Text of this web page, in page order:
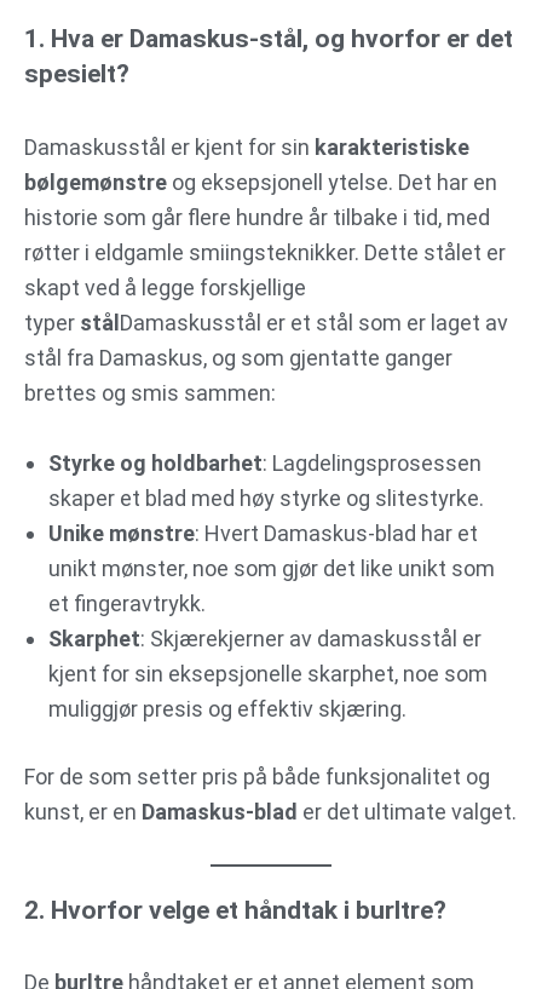
1. Hva er Damaskus-stål, og hvorfor er det
spesielt?
Damaskusstål er kjent for sin karakteristiske
bølgemønstre og eksepsjonell ytelse. Det har en
historie som går flere hundre år tilbake i tid, med
røtter i eldgamle smiingsteknikker. Dette stålet er
skapt ved å legge forskjellige
typer stål Damaskusstål er et stål som er laget av
stål fra Damaskus, og som gjentatte ganger
brettes og smis sammen:
Styrke og holdbarhet: Lagdelingsprosessen
skaper et blad med høy styrke og slitestyrke.
Unike mønstre: Hvert Damaskus-blad har et
unikt mønster, noe som gjør det like unikt som
et fingeravtrykk.
Skarphet: Skjærekjerner av damaskusstål er
kjent for sin eksepsjonelle skarphet, noe som
muliggjør presis og effektiv skjæring.
For de som setter pris på både funksjonalitet og
kunst, er en Damaskus-blad er det ultimate valget.
2. Hvorfor velge et håndtak i burltre?
De burltre håndtaket er et annet element som